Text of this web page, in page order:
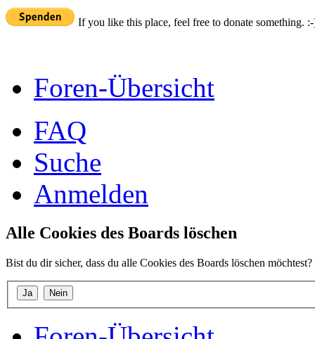
If you like this place, feel free to donate something.
Foren-Übersicht
FAQ
Suche
Anmelden
Alle Cookies des Boards löschen
Bist du dir sicher, dass du alle Cookies des Boards löschen möchtest?